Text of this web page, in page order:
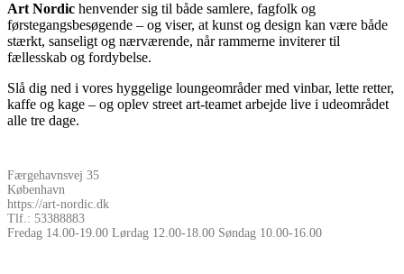
Art Nordic henvender sig til både samlere, fagfolk og
førstegangsbesøgende – og viser, at kunst og design kan være både
stærkt, sanseligt og nærværende, når rammerne inviterer til
fællesskab og fordybelse.
Slå dig ned i vores hyggelige loungeområder med vinbar, lette retter,
kaffe og kage – og oplev street art-teamet arbejde live i udeområdet
alle tre dage.
Færgehavnsvej 35
København
https://art-nordic.dk
Tlf.: 53388883
Fredag 14.00-19.00 Lørdag 12.00-18.00 Søndag 10.00-16.00